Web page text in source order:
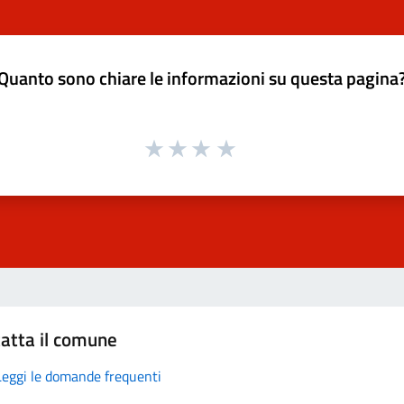
sono chiare le informazioni su questa
il comune
le domande frequenti